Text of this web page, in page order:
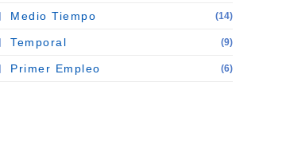
Medio Tiempo (14)
Temporal (9)
Primer Empleo (6)